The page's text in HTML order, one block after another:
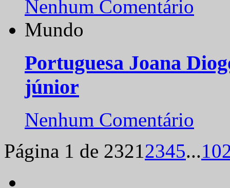
Nenhum Comentário
Mundo
Portuguesa Joana
júnior
Nenhum Comentário
Página 1 de 23212345...10